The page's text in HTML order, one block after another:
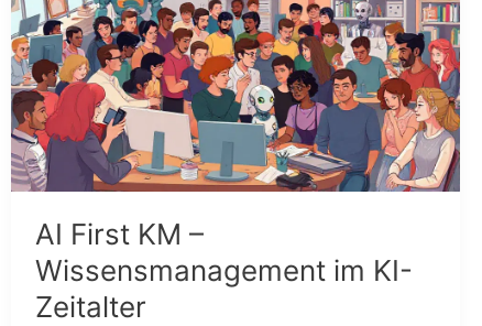
AI First KM –
Wissensmanagement im KI-
Zeitalter